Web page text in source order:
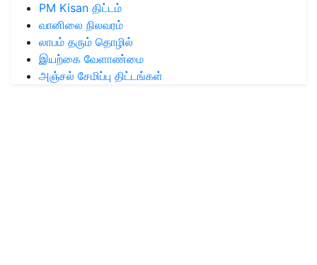
PM Kisan திட்டம்
வானிலை நிலவரம்
லாபம் தரும் தொழில்
இயற்கை வேளாண்மை
அஞ்சல் சேமிப்பு திட்டங்கள்